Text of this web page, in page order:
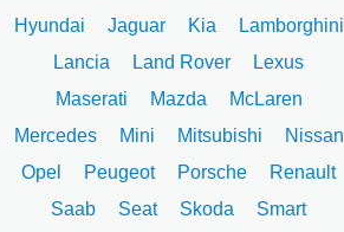
Hyundai
Jaguar Kia
Lamborghini
Lancia
Land Rover
Lexus
Maserati
Mazda
McLaren
Mercedes
Mini Mitsubishi
Nissan
Opel
Peugeot Porsche
Renault
Saab
Seat Skoda Smart